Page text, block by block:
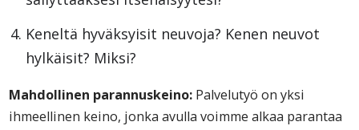
Keneltä hyväksyisit neuvoja? Kenen neuvot
hylkäisit? Miksi?
Mahdollinen parannuskeino: Palvelutyö on yksi
ihmeellinen keino, jonka avulla voimme alkaa parantaa